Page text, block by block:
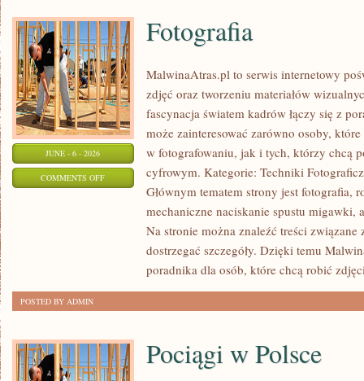
JUNE - 6 - 2026
COMMENTS OFFON
FOTOGRAFIA
Fotografia
MalwinaAtras.pl to serwis internetowy
zdjęć oraz tworzeniu materiałów
fascynacja światem kadrów łączy się z
może zainteresować zarówno osoby,
w fotografowaniu, jak i tych, którzy chcą
cyfrowym. Kategorie: Techniki
Głównym tematem strony jest fotografia,
mechaniczne naciskanie spustu
Na stronie można znaleźć treści
dostrzegać szczegóły. Dzięki temu
poradnika dla osób, które chcą robić
POSTED BY ADMIN
Pociągi w Polsce